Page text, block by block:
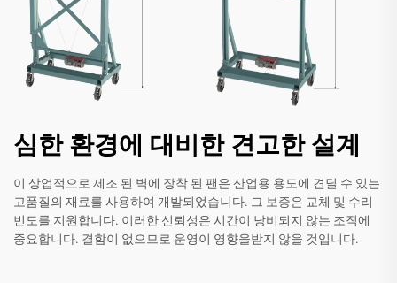
심한 환경에 대비한 견고한 설계
이 상업적으로 제조 된 벽에 장착 된 팬은 산업용 용도에 견딜 수 있는
고품질의 재료를 사용하여 개발되었습니다. 그 보증은 교체 및 수리
빈도를 지원합니다. 이러한 신뢰성은 시간이 낭비되지 않는 조직에
중요합니다. 결함이 없으므로 운영이 영향을받지 않을 것입니다.